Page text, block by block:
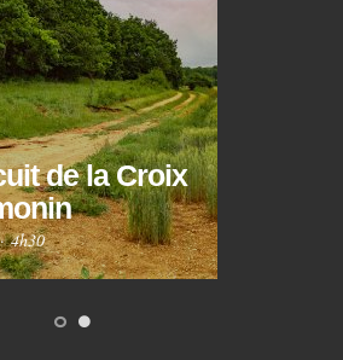
de la Croix
4h30